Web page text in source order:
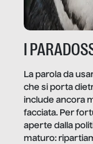
I
La parola da
che si porta
include ancora
facciata. Per
aperte dalla
maturo: